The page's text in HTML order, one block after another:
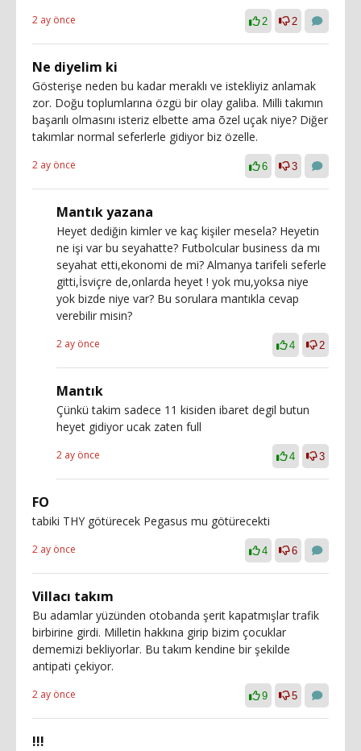
2 ay önce 2 2
Ne diyelim ki
Gösterişe neden bu kadar meraklı ve istekliyiz anlamak
zor. Doğu toplumlarına özgü bir olay galiba. Milli takımın
başarılı olmasını isteriz elbette ama õzel uçak niye? Diğer
takımlar normal seferlerle gidiyor biz özelle.
2 ay önce 6 3
Mantık yazana
Heyet dediğin kimler ve kaç kişiler mesela? Heyetin
ne işi var bu seyahatte? Futbolcular business da mı
seyahat etti,ekonomi de mi? Almanya tarifeli seferle
gitti,İsviçre de,onlarda heyet ! yok mu,yoksa niye
yok bizde niye var? Bu sorulara mantıkla cevap
verebilir misin?
2 ay önce 4 2
Mantık
Çünkü takim sadece 11 kisiden ibaret degil butun
heyet gidiyor ucak zaten full
2 ay önce 4 3
FO
tabiki THY götürecek Pegasus mu götürecekti
2 ay önce 4 6
Villacı takım
Bu adamlar yüzünden otobanda şerit kapatmışlar trafik
birbirine girdi. Milletin hakkına girip bizim çocuklar
dememizi bekliyorlar. Bu takım kendine bir şekilde
antipati çekiyor.
2 ay önce 9 5
!!!